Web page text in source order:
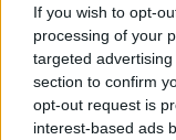
If you wish to opt-
processing of your
targeted
section to confirm
opt-out request is
interest-based ads
CHECK UNS AUF